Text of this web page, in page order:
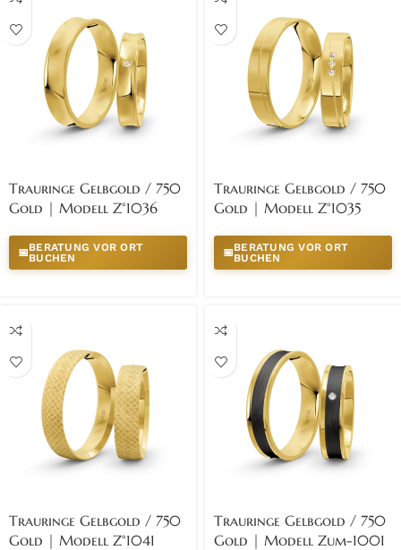
Trauringe Gelbgold / 750
Gold | Modell Z°1036
📅BERATUNG VOR ORT
BUCHEN
Trauringe Gelbgold / 750
Gold | Modell Z°1035
📅BERATUNG VOR ORT
BUCHEN
Trauringe Gelbgold / 750
Gold | Modell Z°1041
Trauringe Gelbgold / 750
Gold | Modell Zum-1001